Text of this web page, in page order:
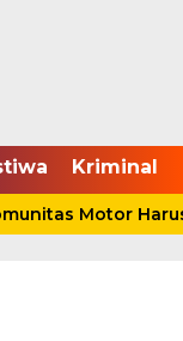
Kriminal
Motor